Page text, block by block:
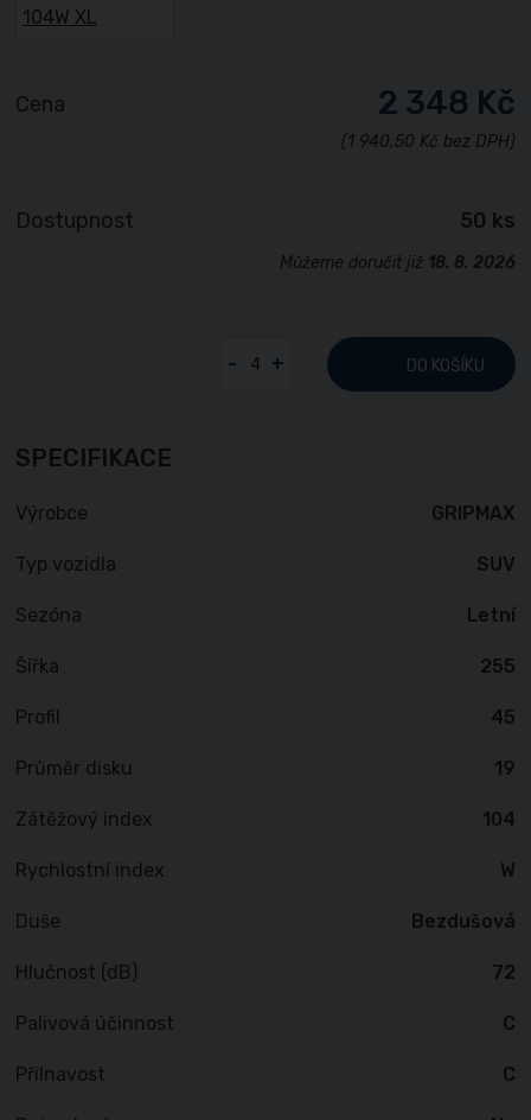
Cena 2 348 Kč
(1 940,50 Kč bez DPH)
Dostupnost 50 ks
Můžeme doručit již 18. 8. 2026
- + DO KOŠÍKU
SPECIFIKACE
Výrobce GRIPMAX
Typ vozidla SUV
Sezóna Letní
Šířka 255
Profil 45
Průměr disku 19
Zátěžový index 104
Rychlostní index W
Duše Bezdušová
Hlučnost (dB) 72
Palivová účinnost C
Přilnavost C